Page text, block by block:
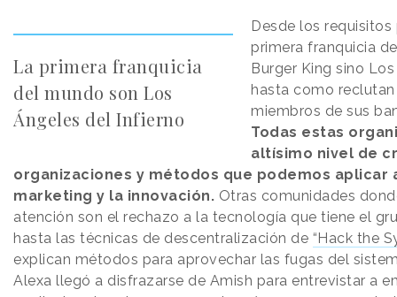
La primera franquicia
del mundo son Los
Ángeles del Infierno
Desde los
primera franquicia
Burger King sino
hasta como
miembros de sus
Todas estas
altísimo nivel de
organizaciones y métodos que podemos aplicar
marketing y la innovación. Otras comunidades
atención son el rechazo a la tecnología que tiene el
hasta las técnicas de descentralización de “Hack the
explican métodos para aprovechar las fugas del
Alexa llegó a disfrazarse de Amish para entrevistar a